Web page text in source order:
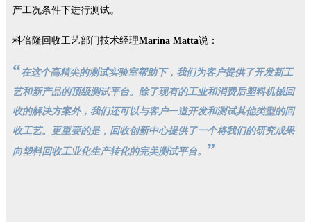
产工况条件下进行测试。
科倍隆回收工艺部门技术经理Marina Matta说：
“在这个高精尖的测试实验室帮助下，我们为客户提供了开发新工
艺和新产品的顶级测试平台。除了现有的工业和消费后塑料机械回
收的解决方案外，我们还可以与客户一道开发和测试其他类型的回
收工艺。更重要的是，回收创新中心提供了一个将我们的研究成果
向塑料回收工业化生产转化的完美测试平台。 ”